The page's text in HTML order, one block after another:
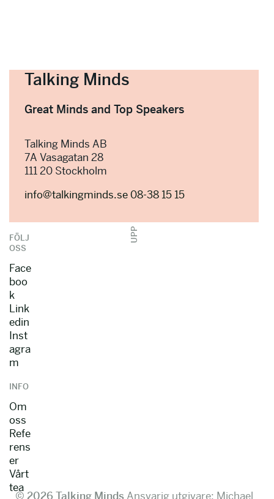
Talking Minds
Great Minds and Top Speakers
Talking Minds AB
7A Vasagatan 28
111 20 Stockholm
info@talkingminds.se08-38 15 15
UPP
FÖLJ
OSS
Face
boo
k
Link
edin
Inst
agra
m
INFO
Om
oss
Refe
rens
er
Vårt
tea
© 2026 Talking Minds Ansvarig utgivare: Michael